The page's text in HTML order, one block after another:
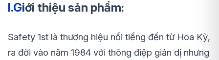
I.Giới thiệu sản phẩm:
Safety 1st là thương hiệu nổi tiếng đến từ Hoa Kỳ,
ra đời vào năm 1984 với thông điệp giản dị nhưng